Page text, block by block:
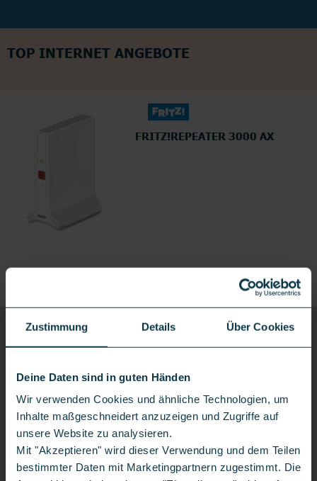
Zustimmung Details Über Cookies
Deine Daten sind in guten Händen
Wir verwenden Cookies und ähnliche Technologien, um
Inhalte maßgeschneidert anzuzeigen und Zugriffe auf
unsere Website zu analysieren.
Mit "Akzeptieren" wird dieser Verwendung und dem Teilen
bestimmter Daten mit Marketingpartnern zugestimmt. Die
TOP INTERNET ANGEBOTE
FRITZ!REPEATER 3000 AX
Versand nach Rechnungseingang
CONGSTAR
ZUHAUSE 100 FLEX
100 Mbit/s
Zuhause 250 Flex
Zuhause 100 Flex
Weitere Details
119,00€
einm.
Versandkosten 4,99 €
18,00€ **
mtl.
AnschlussgebührGratis **